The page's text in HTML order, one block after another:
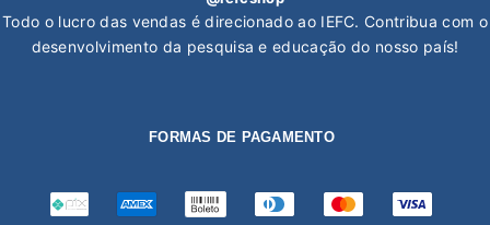
Todo o lucro das vendas é direcionado ao IEFC. Contribua com o
desenvolvimento da pesquisa e educação do nosso país!
FORMAS DE PAGAMENTO